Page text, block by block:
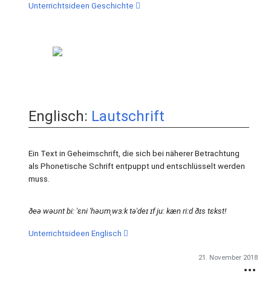
Unterrichtsideen Geschichte
Englisch: Lautschrift
Ein Text in Geheimschrift, die sich bei näherer Betrachtung
als Phonetische Schrift entpuppt und entschlüsselt werden
muss.
ðeə wəʊnt biː ˈɛni ˈhəʊmˌwɜːk təˈdeɪ ɪf juː kæn riːd ðɪs tɛkst!
Unterrichtsideen Englisch
21. November 2018